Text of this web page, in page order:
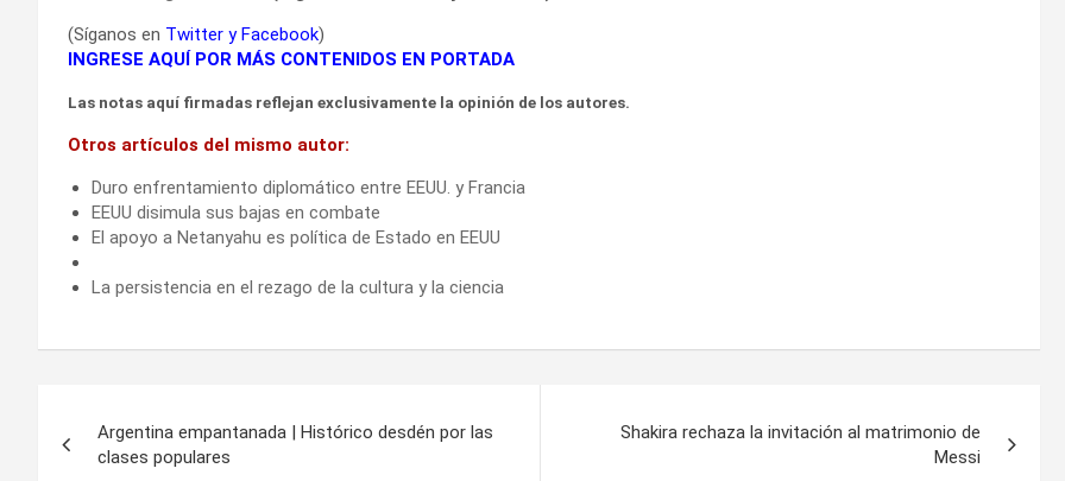
(Síganos en Twitter yFacebook)
INGRESE AQUÍ POR MÁS CONTENIDOS EN PORTADA
Las notas aquí firmadas reflejan exclusivamente la opinión de los autores.
Otros artículos del mismo autor:
Duro enfrentamiento diplomático entre EEUU. y Francia
EEUU disimula sus bajas en combate
El apoyo a Netanyahu es política de Estado en EEUU
La persistencia en el rezago de la cultura y la ciencia
de
Argentina empantanada | Histórico desdén por las
clases populares
Shakira rechaza la invitación al matrimonio de
Messi